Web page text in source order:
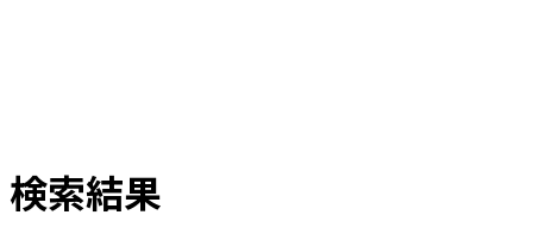
検索結果